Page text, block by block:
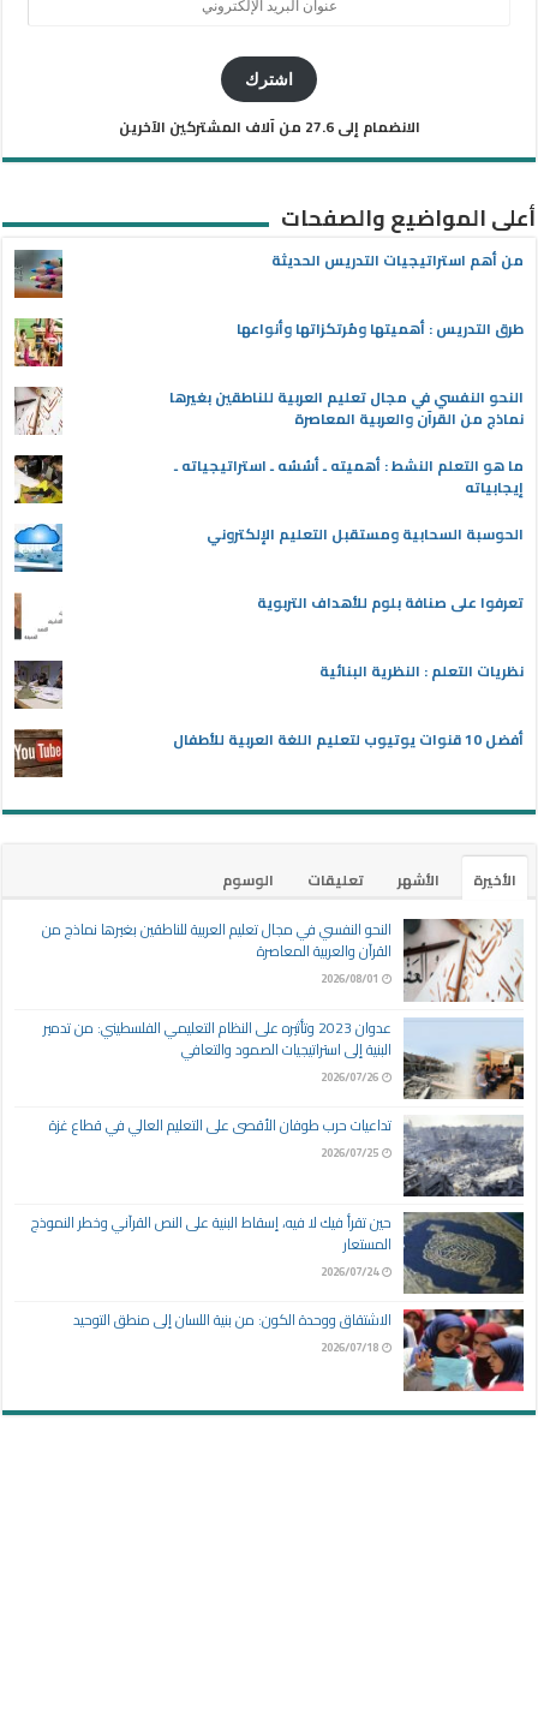
اشترك
الانضمام إلى 27.6 من آلاف المشتركين الآخرين
أعلى المواضيع والصفحات
من أهم استراتيجيات التدريس الحديثة
طرق التدريس : أهميتها ومُرتكزاتها وأنواعها
النحو النفسي في مجال تعليم العربية للناطقين بغيرها
نماذج من القرآن والعربية المعاصرة
ما هو التعلم النشط : أهميته ـ أسُسُه ـ استراتيجياته ـ
إيجابياته
الحوسبة السحابية ومستقبل التعليم الإلكتروني
تعرفوا على صنافة بلوم للأهداف التربوية
نظريات التعلم : النظرية البنائية
أفضل 10 قنوات يوتيوب لتعليم اللغة العربية للأطفال
الأخيرة الأشهر تعليقات
الوسوم
النحو النفسي في مجال تعليم العربية للناطقين بغيرها نماذج من
القرآن والعربية المعاصرة
2026/08/01
عدوان 2023 وتأثيره على النظام التعليمي الفلسطيني: من تدمير
البنية إلى استراتيجيات الصمود والتعافي
2026/07/26
تداعيات حرب طوفان الأقصى على التعليم العالي في قطاع غزة
2026/07/25
حين تقرأ فيك لا فيه، إسقاط البنية على النص القرآني وخطر النموذج
المستعار
2026/07/24
الاشتقاق ووحدة الكون: من بنية اللسان إلى منطق التوحيد
2026/07/18